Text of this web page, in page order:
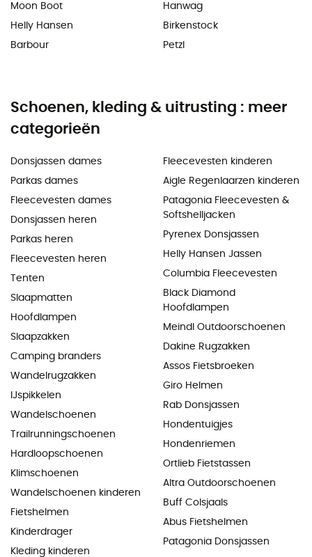
Moon Boot
Helly Hansen
Barbour
Hanwag
Birkenstock
Petzl
Schoenen, kleding & uitrusting : meer
categorieën
Donsjassen dames
Parkas dames
Fleecevesten dames
Donsjassen heren
Parkas heren
Fleecevesten heren
Tenten
Slaapmatten
Hoofdlampen
Slaapzakken
Camping branders
Wandelrugzakken
IJspikkelen
Wandelschoenen
Trailrunningschoenen
Hardloopschoenen
Klimschoenen
Wandelschoenen kinderen
Fietshelmen
Kinderdrager
Kleding kinderen
Fleecevesten kinderen
Aigle Regenlaarzen kinderen
Patagonia Fleecevesten &
Softshelljacken
Pyrenex Donsjassen
Helly Hansen Jassen
Columbia Fleecevesten
Black Diamond
Hoofdlampen
Meindl Outdoorschoenen
Dakine Rugzakken
Assos Fietsbroeken
Giro Helmen
Rab Donsjassen
Hondentuigjes
Hondenriemen
Ortlieb Fietstassen
Altra Outdoorschoenen
Buff Colsjaals
Abus Fietshelmen
Patagonia Donsjassen